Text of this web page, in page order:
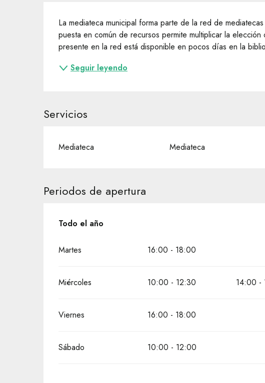
Descripción
La mediateca municipal forma parte de la red de
puesta en común de recursos permite multiplicar la
presente en la red está disponible en pocos días en la
Seguir leyendo
Servicios
Mediateca Mediateca
Periodos de apertura
Todo el año
Todo el año
Martes 16:00 - 18:00
Miércoles 10:00 - 12:30 14:00 -
Viernes 16:00 - 18:00
Sábado 10:00 - 12:00